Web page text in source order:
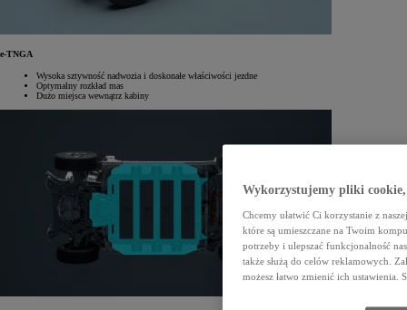
e-TNGA
Wysoka sztywność nadwozia i doskonałe właściwości jezdne
Optymalny rozkład mas
Dużo miejsca wewnątrz kabiny
Wykorzystujemy pliki
Chcemy ułatwić Ci korzystanie z
które są umieszczane na Twoim
potrzeby i ulepszać funkcjonalność
także służą do celów reklamowych.
możesz łatwo zmienić ich ustawienia.